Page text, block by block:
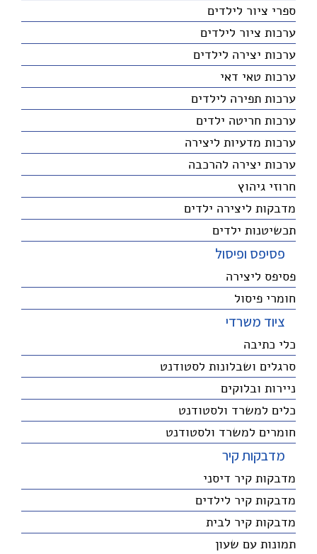
ספרי ציור לילדים
ערכות ציור לילדים
ערכות יצירה לילדים
ערכות טאי דאי
ערכות תפירה לילדים
ערכות חריטה ילדים
ערכות מדעיות ליצירה
ערכות יצירה להרכבה
חרוזי גיהוץ
מדבקות ליצירה ילדים
תכשיטנות ילדים
פסיפס ופיסול
פסיפס ליצירה
חומרי פיסול
ציוד משרדי
כלי כתיבה
סרגלים ושבלונות לסטודנט
ניירות ובלוקים
כלים למשרד ולסטודנט
חומרים למשרד ולסטודנט
מדבקות קיר
מדבקות קיר דיסני
מדבקות קיר לילדים
מדבקות קיר לבית
תמונות עם שעון